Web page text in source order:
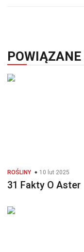
ROŚLINY 10 lut 2025
31 Fakty O Aster